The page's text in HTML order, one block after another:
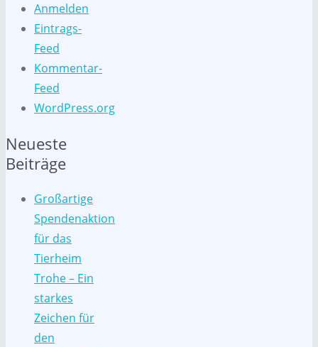
Anmelden
Eintrags-
Feed
Kommentar-
Feed
WordPress.org
Neueste
Beiträge
Großartige
Spendenaktion
für das
Tierheim
Trohe – Ein
starkes
Zeichen für
den